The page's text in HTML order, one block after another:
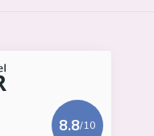
8.8/10